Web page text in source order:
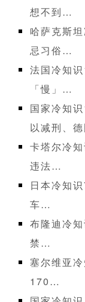
想不到…
哈萨克斯
忌习俗…
法国冷知
「慢」…
国家冷知
以减刑、
卡塔尔冷
违法…
日本冷知
车…
布隆迪冷
禁…
塞尔维亚
170…